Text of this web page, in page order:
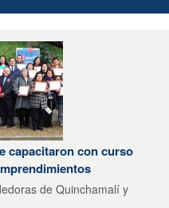
capacitaron con curso
de Quinchamalí y